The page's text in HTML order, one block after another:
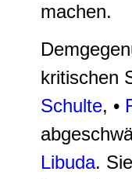
machen.
kritischen
Schulte, •
Libuda.